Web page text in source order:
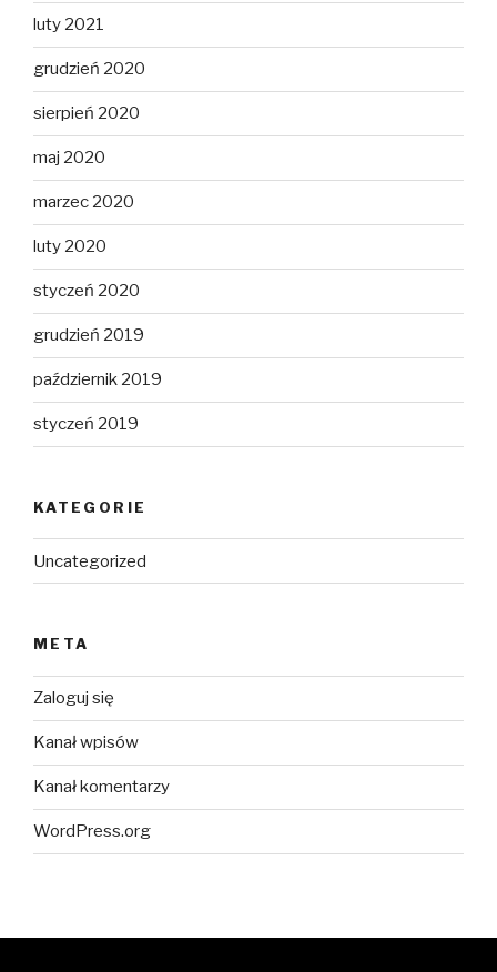
luty 2021
grudzień 2020
sierpień 2020
maj 2020
marzec 2020
luty 2020
styczeń 2020
grudzień 2019
październik 2019
styczeń 2019
KATEGORIE
Uncategorized
META
Zaloguj się
Kanał wpisów
Kanał komentarzy
WordPress.org